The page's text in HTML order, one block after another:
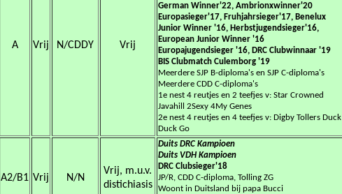
A Vrij N/CDDY Vrij
German Winner'22, Ambrionxwinner'20
Europasieger'17, Fruhjahrsieger'17, Benelux
Junior Winner '16, Herbstjugendsieger'16,
European Junior Winner '16
Europajugendsieger '16, DRC Clubwinnaar '19
BIS Clubmatch Culemborg '19
Meerdere SJP B-diploma's en SJP C-diploma's
Meerdere CDD C-diploma's
1e nest 4 reutjes en 2 teefjes v: Star Crowned
Javahill 2Sexy 4My Genes
2e nest 4 reutjes en 4 teefjes v: Digby Tollers Duck
Duck Go
A2/B1 Vrij N/N
Vrij, m.u.v.
distichiasis
Duits DRC Kampioen
Duits VDH Kampioen
DRC Clubsieger'18
JP/R, CDD C-diploma, Tolling ZG
Woont in Duitsland bij papa Bucci